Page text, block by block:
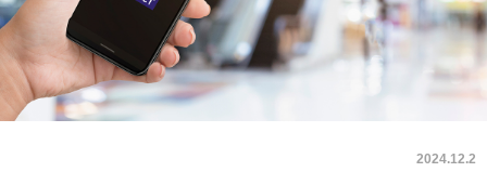
2024.12.2